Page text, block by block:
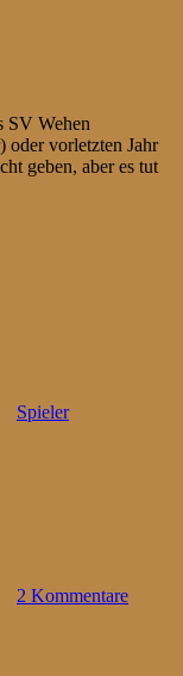
SV Wehen
oder vorletzten Jahr
geben, aber es tut
Spieler
2 Kommentare